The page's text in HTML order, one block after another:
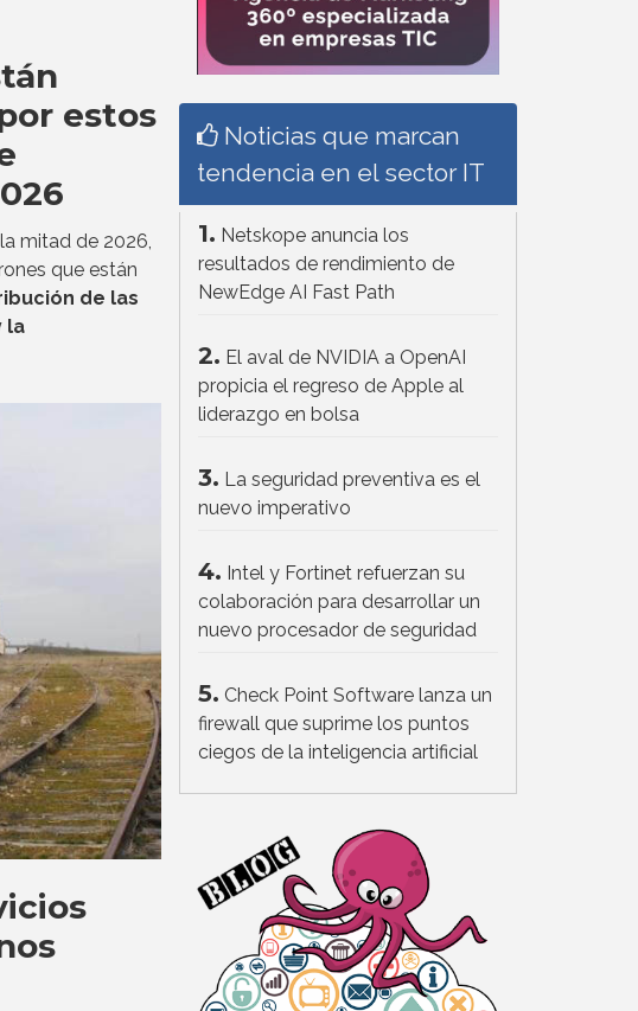
estos
mitad de 2026,
que están
de las
la
Noticias que marcan
tendencia en el sector IT
1. Netskope anuncia los
resultados de rendimiento de
NewEdge AI Fast Path
2. El aval de NVIDIA a OpenAI
propicia el regreso de Apple al
liderazgo en bolsa
3. La seguridad preventiva es el
nuevo imperativo
4. Intel y Fortinet refuerzan su
colaboración para desarrollar un
nuevo procesador de seguridad
5. Check Point Software lanza un
firewall que suprime los puntos
ciegos de la inteligencia artificial